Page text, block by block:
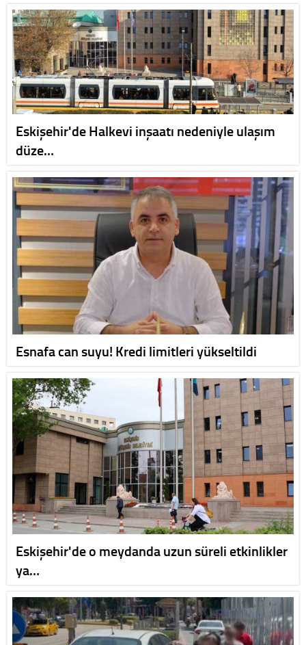
Eskişehir'de Halkevi inşaatı nedeniyle ulaşım
düze…
Esnafa can suyu! Kredi limitleri yükseltildi
Eskişehir'de o meydanda uzun süreli etkinlikler
ya…